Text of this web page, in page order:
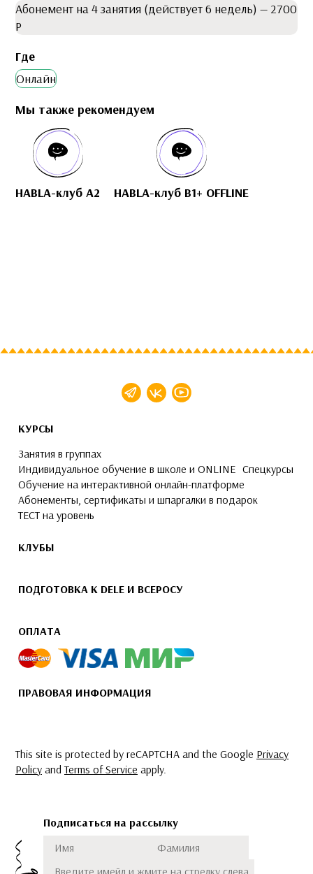
Абонемент на 4 занятия (действует 6 недель) — 2700
Р
Где
Онлайн
Мы также рекомендуем
HABLA-клуб A2 HABLA-клуб B1+ OFFLINE
КУРСЫ
Занятия в группах
Индивидуальное обучение в школе и ONLINE Спецкурсы
Обучение на интерактивной онлайн-платформе
Абонементы, сертификаты и шпаргалки в подарок
ТЕСТ на уровень
КЛУБЫ
ПОДГОТОВКА К DELE И ВСЕРОСУ
ОПЛАТА
ПРАВОВАЯ ИНФОРМАЦИЯ
This site is protected by reCAPTCHA and the Google Privacy
Policy andTerms of Service apply.
Подписаться на рассылку
Имя
Фамилия
Подписаться